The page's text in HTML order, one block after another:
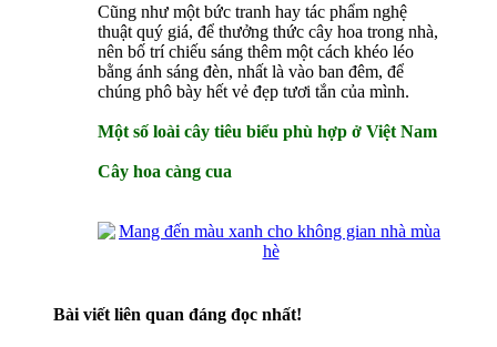
Cũng như một bức tranh hay tác phẩm nghệ
thuật quý giá, để thưởng thức cây hoa trong nhà,
nên bố trí chiếu sáng thêm một cách khéo léo
bằng ánh sáng đèn, nhất là vào ban đêm, để
chúng phô bày hết vẻ đẹp tươi tắn của mình.
Một số loài cây tiêu biểu phù hợp ở Việt Nam
Cây hoa càng cua
Bài viết liên quan đáng đọc nhất!